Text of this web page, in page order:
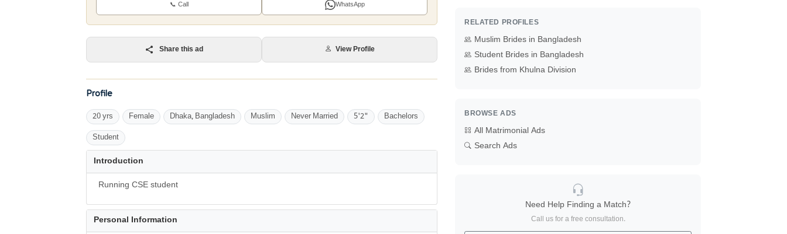
📞 Call WhatsApp
Share this ad View Profile
Profile
20 yrs Female Dhaka, Bangladesh Muslim Never Married 5'2" Bachelors
Student
Introduction
Running CSE student
Personal Information
RELATED PROFILES
Muslim Brides in Bangladesh
Student Brides in Bangladesh
Brides from Khulna Division
BROWSE ADS
All Matrimonial Ads
Search Ads
Need Help Finding a Match?
Call us for a free consultation.